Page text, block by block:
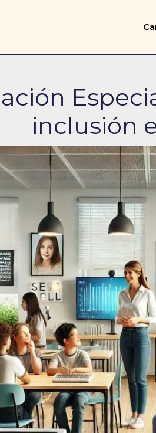
inclusión